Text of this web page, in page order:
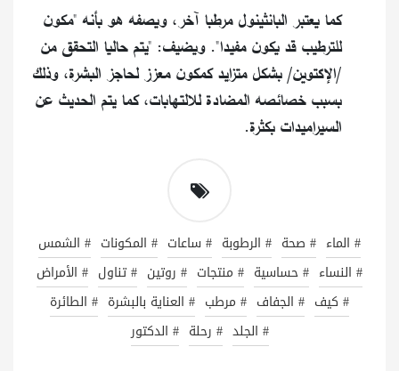
كما يعتبر البانثينول مرطبا آخر، ويصفه هو بأنه "مكون
للترطيب قد يكون مفيدا". ويضيف: "يتم حاليا التحقق من
/الإكتوين/ بشكل متزايد كمكون معزز لحاجز البشرة، وذلك
بسبب خصائصه المضادة للالتهابات، كما يتم الحديث عن
السيراميدات بكثرة.
# الماء # صحة # الرطوبة # ساعات # المكونات # الشمس
# النساء # حساسية # منتجات # روتين # تناول # الأمراض
# كيف # الجفاف # مرطب # العناية بالبشرة # الطائرة
# الجلد # رحلة # الدكتور